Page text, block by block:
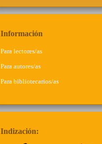
Información
Para lectores/as
Para autores/as
Para bibliotecarios/as
Indización: